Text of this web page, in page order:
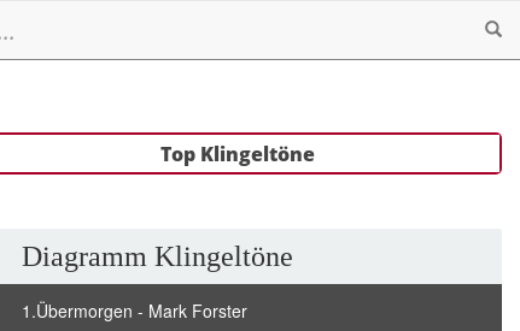
Top Klingeltöne
Diagramm Klingeltöne
1.Übermorgen - Mark Forster